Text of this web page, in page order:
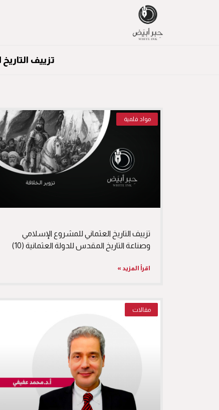
تزييف
مواد فلمية
تزييف التاريخ العثماني للمشروع الإسلامي
وصناعة التاريخ المقدس للدولة العثمانية (10)
اقرأ المزيد »
مقالات